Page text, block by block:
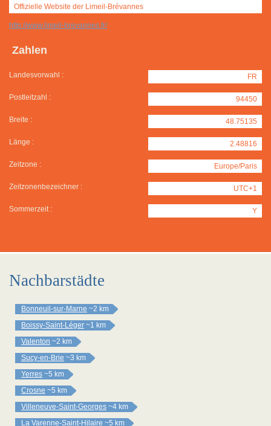
Offizielle Website der Limeil-Brévannes
http://www.limeil-brevannes.fr/
Zahlen
Landesvorwahl : FR
Postleitzahl : 94450
Breite : 48.75135
Länge : 2.48816
Zeitzone : Europe/Paris
Zeitzonenbezeichner : UTC+1
Sommerzeit : Y
Nachbarstädte
Bonneuil-sur-Marne ~2 km
Boissy-Saint-Léger ~1 km
Valenton ~2 km
Sucy-en-Brie ~3 km
Yerres ~5 km
Crosne ~5 km
Villeneuve-Saint-Georges ~4 km
La Varenne-Saint-Hilaire ~5 km